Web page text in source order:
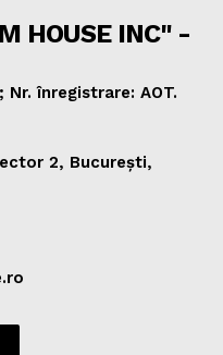
HOUSE INC" -
înregistrare: AOT.
2, București,